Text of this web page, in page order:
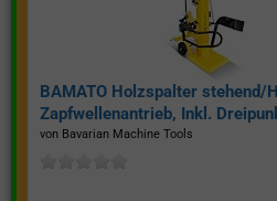
BAMATO Holzspalter stehend/
Zapfwellenantrieb, Inkl.
Spaltkraft 22 Tonnen*
von Bavarian Machine Tools